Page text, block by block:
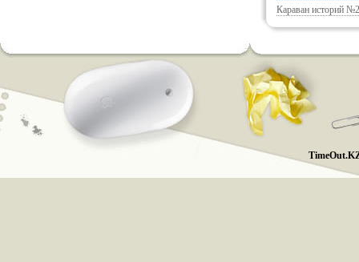
Караван историй